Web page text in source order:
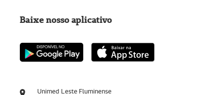
Unimed Leste Fluminense
Baixe nosso aplicativo